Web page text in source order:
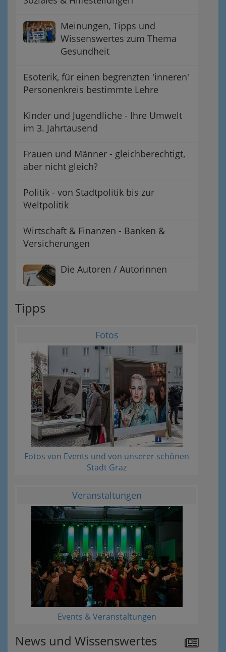
Meinungen, Tipps und
Wissenswertes zum Thema
Gesundheit
Esoterik, für einen begrenzten 'inneren'
Personenkreis bestimmte Lehre
Kinder und Jugendliche - Ihre Umwelt
im 3. Jahrtausend
Frauen und Männer - gleichberechtigt,
aber nicht gleich?
Politik - von Stadtpolitik bis zur
Weltpolitik
Wirtschaft & Finanzen - Banken &
Versicherungen
Die Autoren / Autorinnen
Tipps
Fotos
Fotos von Events und von unserer schönen
Stadt Graz
Veranstaltungen
Events & Veranstaltungen
News und Wissenswertes